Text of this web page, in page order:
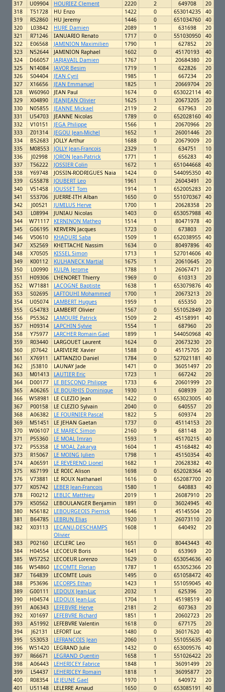
317 U09904 HOURIEZ Clement 2220 2 649708
20
318
T51728 HU Enzo 1422 0 653014235
40
319
R52860 HU Jeremy 1446 0 651034760
40
320
L03842 HURE Damien 2089 1 631698
20
321
R71246 IANUARIO Renato 1717 0 551030950
40
322
E06568 JAMINION Maximilien 1790 1 627852
20
323
N52644 JAMINION Raphael 1602 0 45170193
40
324
D66057 JARJAVAIL Damien 1767 1 20684380
20
325
N14084 JAVOR Besim 1719 1 622826
20
326
S04404 JEAN Cyril 1985 1 667234
20
327
X16656 JEAN Emmanuel 1825 1 20669704
20
328
W60960 JEAN Paul 1674 0 653022114
40
329
X04890 JEANJEAN Olivier 1625 1 20673205
20
330
N05855 JEANNE Mickael 2119 2 637963
20
331
U54703 JEANNE Nicolas 1789 0 652028160
40
332
V10151 JEGA Philippe 1566 1 20670966
20
333
Z01314 JEGOU Jean-Michel 1652 1 26001446
20
334
B52683 JOLLY Arthur 1688 0 20679009
20
335
M08553 JOLLY Jean-Francois 2329 1 634751
10
336
J02998 JORON Jean-Patrick 1771 1 656283
40
337
T56222 JOSSIER Colin 1672 1 651044668
40
338
Y69748 JOSSIN-RODRIGUES Naia 1424 0 544095350
40
339
G55878 JOUBERT Leo 1961 1 26043491
20
340
V51458 JOUSSET Tom 1914 1 652005283
20
341
S53706 JUERRE-ITH Alban 1650 0 551070367
40
342
J00521 JUMILUS Herve 1700 1 20628358
20
343
L08994 JUNIAU Nicolas 1403 0 653057988
40
344
W71117 KERNINON Matheo 1514 1 80471978
40
345
G06195 KERVERN Jacques 1723 0 673803
20
346
V50610 KHADURI Saba 1509 1 652038955
40
347
X52569 KHETTACHE Nassim 1634 0 80497896
40
348
X70505 KISSEL Simon 1713 1 527014606
40
349
K00112 KULHANECK Martial 1675 1 20610645
20
350
L00990 KULPA Jerome 1788 1 26067471
20
351
H09306 L'HENORET Thierry 1969 0 610313
20
352
W71881 LACOGNE Baptiste 1638 1 653079876
40
353
S02695 LAFTOUHI Mohammed 1700 1 20673213
20
354
U05074 LAMBERT Hugues 1959 1 655350
20
355
G54783 LAMBERT Olivier 1567 0 551052849
20
356
P55362 LAMOURE Patrick 1509 2 45158991
40
357
H09314 LAPCHIN Sylvie 1554 1 687960
20
358
Y75977 LARCHER Romain Gael 1899 1 544050968
40
359
R03440 LARGOUET Laurent 1624 0 20673230
20
360
J07642 LARIVIERE Xavier 1588 0 45175705
20
361
X76911 LATTANZIO Daniel 1784 0 527021181
40
362
J53810 LAUNAY Jade 1471 0 36051497
20
363
M01413 LAUTIER Eric 1723 1 667242
20
364
D00177 LE BESCOND Philippe 1733 6 20601999
20
365
A06265 LE BOURHIS Dominique 1930 1 608939
20
366
W58981 LE CLEZIO Jean 1422 0 653023005
40
367
P00158 LE CLEZIO Sylvain 2040 0 640557
20
368
A06382 LE FOURNIER Pascal 1822 5 609374
20
369
M51451 LE JEHAN Gaetan 1737 0 45114153
20
370
W06107 LE MAREC Simon 2160 9 681148
20
371
P55360 LE MOAL Imran 1593 1 45170215
40
372
P55358 LE MOAL Zakarya 1604 1 45168482
40
373
R15067 LE MOING Julien 1798 1 45150354
40
374
A06591 LE REVEREND Lionel 1682 1 20628382
40
375
K67199 LE ROIC Alison 1698 0 652028364
40
376
V73881 LE ROUX Nathanael 1616 0 652087700
20
377
K05742 LEBER Jean-Francois 1580 1 640883
40
378
F00212 LEBLIC Matthieu 2019 1 26087910
20
379
K50562 LEBOULANGER Benjamin 1891 0 36024945
40
380
N56182 LEBOURGEOIS Pierrick 1646 1 45145504
20
381
B64785 LEBRUN Elias 1920 1 26073110
20
382
X03113
LECANU-DESCHAMPS
Olivier
1608 1 640492 20
383 P02160 LECLERC Leo 1651 0 80443443
40
384
H04554 LECOEUR Boris 1641 0 653969
20
385
W57252 LECOEUR Lorenzo 1629 0 653054636
40
386
W54860 LECOMTE Florian 1787 1 653052366
20
387
T64839 LECOMTE Louis 1495 0 651058472
40
388
P53696 LECORPS Ethan 1423 1 551059045
40
389
G00111 LEDOUX Jean-Luc 2032 1 625396
20
390
H04574 LEDOUX Jean-Luc 1704 1 45198519
40
391
A06343 LEFEBVRE Herve 2181 2 607363
20
392
X01697 LEFEBVRE Richard 1851 1 20602723
20
393
A51992 LEFEBVRE Valentin 1618 0 677175
20
394
J62131 LEFORT Luc 1480 0 36017620
40
395
S53053 LEFRANCOIS Jean 2060 1 551055635
40
396
W51420 LEGRAND Julie 1432 0 653009576
40
397
R66671 LEGRAND Quentin 1658 1 551026422
20
398
A06443 LEHERICEY Fabrice 1848 1 36091499
20
399
L54437 LEHERICEY Romain 1818 1 36095877
20
400
R08354 LEJEUNE Gael 1970 1 640972
20
401
U51148 LELERRE Arnaud 1650 0 653085191
40